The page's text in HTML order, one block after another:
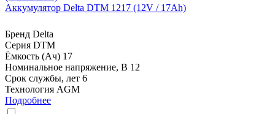
Аккумулятор Delta DTM 1217 (12V / 17Ah)
Бренд Delta
Серия DTM
Ёмкость (Ач) 17
Номинальное напряжение, В 12
Срок службы, лет 6
Технология AGM
Подробнее